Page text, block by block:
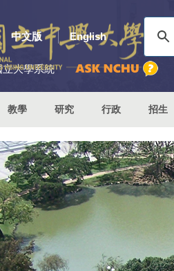
中文版 English
立大學系統
教學 研究 行政 招生